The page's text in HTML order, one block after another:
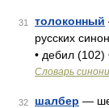
31 толоконный
русских
• дебил (102)
Словарь
32 шалбер —